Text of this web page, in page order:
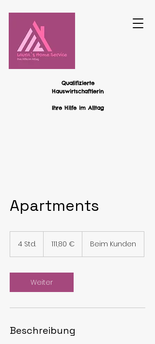
Qualifizierte
Hauswirtschaftlerin
Ihre Hilfe im Alltag
Apartments
4 Std.
d
.
111,80 € Beim Kunden
Weiter
Beschreibung